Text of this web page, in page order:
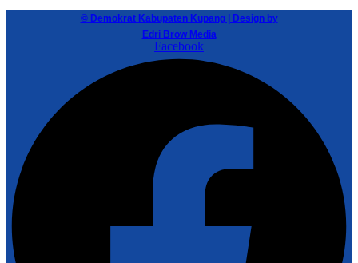
© Demokrat Kabupaten Kupang | Design by
Edri Brow Media
Facebook